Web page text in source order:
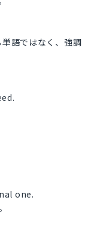
語ではなく、強調
one.